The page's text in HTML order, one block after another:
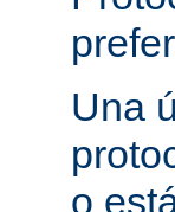
Una
o